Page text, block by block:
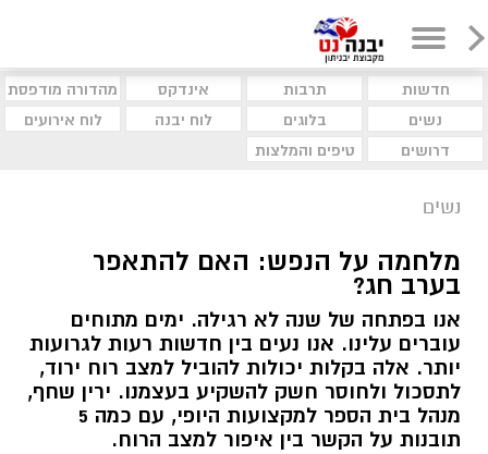
חדשות תרבות אינדקס
מהדורה מודפסת
נשים
בלוגים לוח יבנה
לוח אירועים
דרושים
טיפים והמלצות
נשים
מלחמה על הנפש: האם להתאפר
בערב חג?
אנו בפתחה של שנה לא רגילה. ימים מתוחים
עוברים עלינו. אנו נעים בין חדשות רעות לגרועות
יותר. אלה בקלות יכולות להוביל למצב רוח ירוד,
לתסכול ולחוסר חשק להשקיע בעצמנו. ירין שחף,
מנהל בית הספר למקצועות היופי, עם כמה 5
תובנות על הקשר בין איפור למצב הרוח.